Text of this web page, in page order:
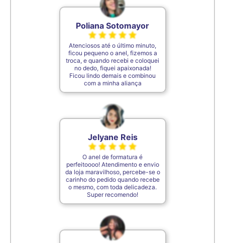
Poliana Sotomayor
Atenciosos até o último minuto,
ficou pequeno o anel, fizemos a
troca, e quando recebi e coloquei
no dedo, fiquei apaixonada!
Ficou lindo demais e combinou
com a minha aliança
Jelyane Reis
O anel de formatura é
perfeitoooo! Atendimento e envio
da loja maravilhoso, percebe-se o
carinho do pedido quando recebe
o mesmo, com toda delicadeza.
Super recomendo!